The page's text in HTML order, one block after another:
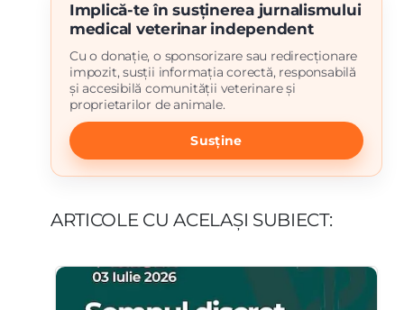
Implică-te în susținerea jurnalismului
medical veterinar independent
Cu o donație, o sponsorizare sau redirecționare
impozit, susții informația corectă, responsabilă
și accesibilă comunității veterinare și
proprietarilor de animale.
Susține
ARTICOLE CU ACELAȘI SUBIECT: